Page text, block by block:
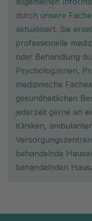
durch unsere
aktualisiert. Sie
professionelle
oder Behandlung
Psycholog:innen,
medizinische
gesundheitlichen
jederzeit gerne an
Kliniken,
behandelnde
behandelnden